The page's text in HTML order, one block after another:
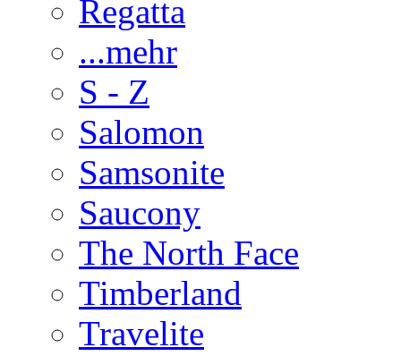
Regatta
...mehr
S - Z
Salomon
Samsonite
Saucony
The North Face
Timberland
Travelite